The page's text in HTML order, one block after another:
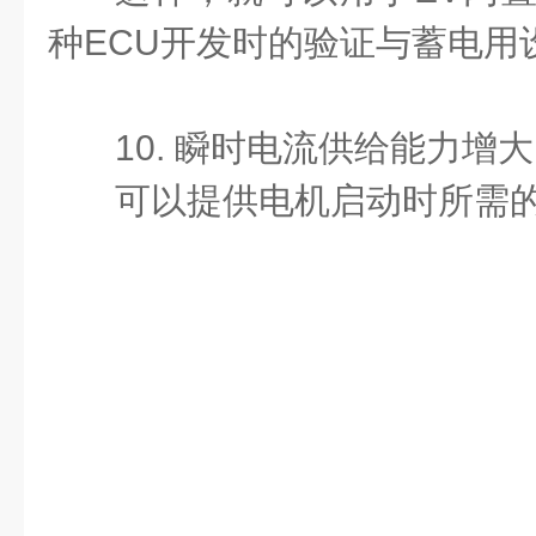
种ECU开发时的验证与蓄电用
10. 瞬时电流供给能力增大
可以提供电机启动时所需